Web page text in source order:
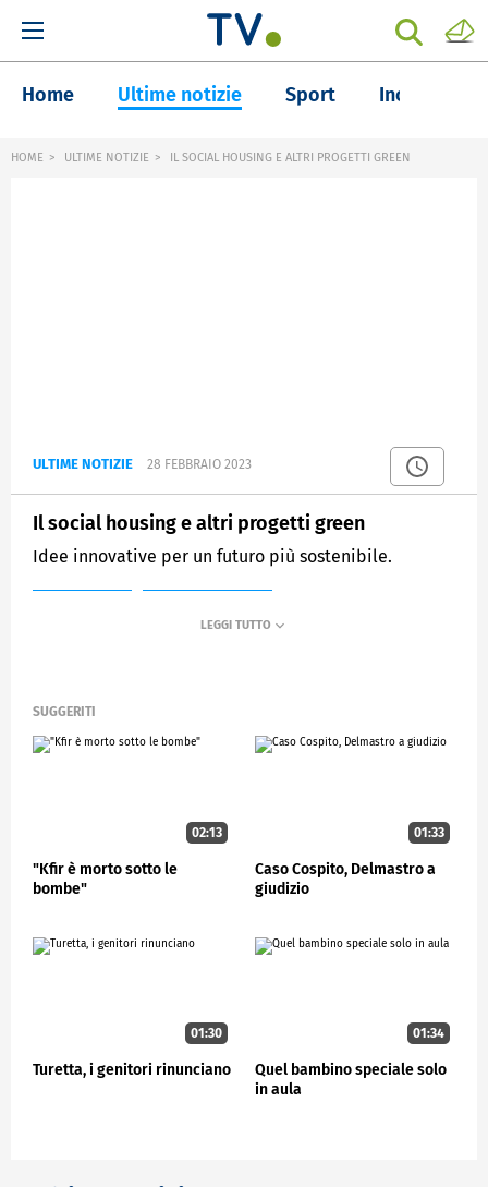
Home Ultime notizie Sport Inchieste
HOME ULTIME NOTIZIE IL SOCIAL HOUSING E ALTRI PROGETTI GREEN
ULTIME NOTIZIE 28 FEBBRAIO 2023
Il social housing e altri progetti green
Idee innovative per un futuro più sostenibile.
SUGGERITI
02:13
"Kfir è morto sotto le
bombe"
01:33
Caso Cospito, Delmastro a
giudizio
01:30
Turetta, i genitori rinunciano
01:34
Quel bambino speciale solo
in aula